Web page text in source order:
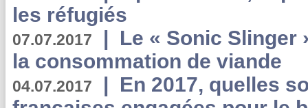
les réfugiés
07.07.2017 | Le « Sonic Slinger
la consommation de viande
04.07.2017 | En 2017, quelles